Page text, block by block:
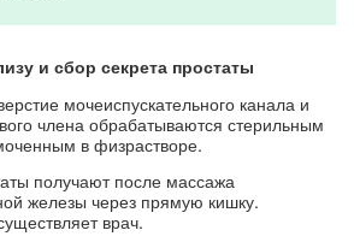
и сбор секрета простаты
мочеиспускательного канала и
члена обрабатываются стерильным
в физрастворе.
получают после массажа
железы через прямую кишку.
врач.